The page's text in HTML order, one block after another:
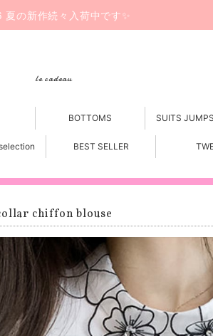
夏の新作続々入荷中です✨
le cadeau
BOTTOMS SUITS
BEST SELLER
chiffon blouse